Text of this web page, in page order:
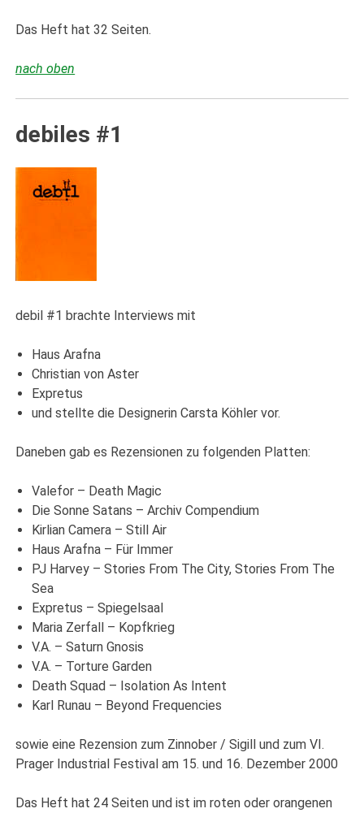
Das Heft hat 32 Seiten.
nach oben
debiles #1
debil #1 brachte Interviews mit
Haus Arafna
Christian von Aster
Expretus
und stellte die Designerin Carsta Köhler vor.
Daneben gab es Rezensionen zu folgenden Platten:
Valefor – Death Magic
Die Sonne Satans – Archiv Compendium
Kirlian Camera – Still Air
Haus Arafna – Für Immer
PJ Harvey – Stories From The City, Stories From The
Sea
Expretus – Spiegelsaal
Maria Zerfall – Kopfkrieg
V.A. – Saturn Gnosis
V.A. – Torture Garden
Death Squad – Isolation As Intent
Karl Runau – Beyond Frequencies
sowie eine Rezension zum Zinnober / Sigill und zum VI.
Prager Industrial Festival am 15. und 16. Dezember 2000
Das Heft hat 24 Seiten und ist im roten oder orangenen